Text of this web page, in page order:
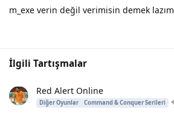
m_exe verin değil verimisin demek lazım
İlgili Tartışmalar
Red Alert Online
Diğer Oyunlar Command & Conquer Serileri